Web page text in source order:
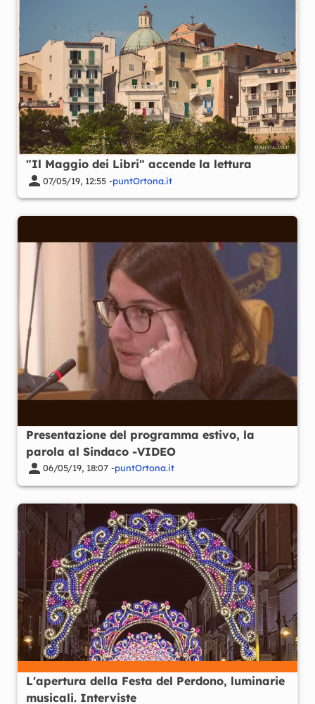
"Il Maggio dei Libri" accende la lettura
07/05/19, 12:55 -puntOrtona.it
Presentazione del programma estivo, la
parola al Sindaco -VIDEO
06/05/19, 18:07 -puntOrtona.it
L'apertura della Festa del Perdono, luminarie
musicali. Interviste